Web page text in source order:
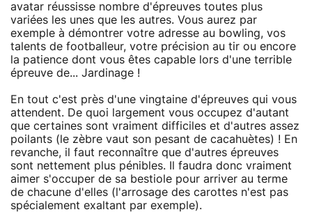
avatar réussisse nombre d'épreuves toutes plus
variées les unes que les autres. Vous aurez par
exemple à démontrer votre adresse au bowling, vos
talents de footballeur, votre précision au tir ou encore
la patience dont vous êtes capable lors d'une terrible
épreuve de... Jardinage !
En tout c'est près d'une vingtaine d'épreuves qui vous
attendent. De quoi largement vous occupez d'autant
que certaines sont vraiment difficiles et d'autres assez
poilants (le zèbre vaut son pesant de cacahuètes) ! En
revanche, il faut reconnaître que d'autres épreuves
sont nettement plus pénibles. Il faudra donc vraiment
aimer s'occuper de sa bestiole pour arriver au terme
de chacune d'elles (l'arrosage des carottes n'est pas
spécialement exaltant par exemple).